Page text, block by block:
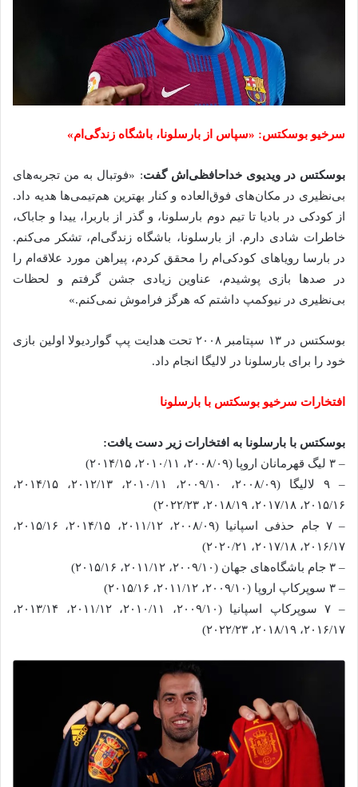
سرخیو بوسکتس: «سپاس از بارسلونا، باشگاه زندگی‌ام»
بوسکتس در ویدیوی خداحافظی‌اش گفت: «فوتبال به من تجربه‌های
بی‌نظیری در مکان‌های فوق‌العاده و کنار بهترین هم‌تیمی‌ها هدیه داد.
از کودکی در بادیا تا تیم دوم بارسلونا، و گذر از باربرا، ییدا و جاباک،
خاطرات شادی دارم. از بارسلونا، باشگاه زندگی‌ام، تشکر می‌کنم.
در بارسا رویاهای کودکی‌ام را محقق کردم، پیراهن مورد علاقه‌ام را
در صدها بازی پوشیدم، عناوین زیادی جشن گرفتم و لحظات
بی‌نظیری در نیوکمپ داشتم که هرگز فراموش نمی‌کنم.»
بوسکتس در ۱۳ سپتامبر ۲۰۰۸ تحت هدایت پپ گواردیولا اولین بازی
خود را برای بارسلونا در لالیگا انجام داد.
افتخارات سرخیو بوسکتس با بارسلونا
بوسکتس با بارسلونا به افتخارات زیر دست یافت:
– ۳ لیگ قهرمانان اروپا (۲۰۰۸/۰۹، ۲۰۱۰/۱۱، ۲۰۱۴/۱۵)
– ۹ لالیگا (۲۰۰۸/۰۹، ۲۰۰۹/۱۰، ۲۰۱۰/۱۱، ۲۰۱۲/۱۳، ۲۰۱۴/۱۵،
۲۰۱۵/۱۶، ۲۰۱۷/۱۸، ۲۰۱۸/۱۹، ۲۰۲۲/۲۳)
– ۷ جام حذفی اسپانیا (۲۰۰۸/۰۹، ۲۰۱۱/۱۲، ۲۰۱۴/۱۵، ۲۰۱۵/۱۶،
۲۰۱۶/۱۷، ۲۰۱۷/۱۸، ۲۰۲۰/۲۱)
– ۳ جام باشگاه‌های جهان (۲۰۰۹/۱۰، ۲۰۱۱/۱۲، ۲۰۱۵/۱۶)
– ۳ سوپرکاپ اروپا (۲۰۰۹/۱۰، ۲۰۱۱/۱۲، ۲۰۱۵/۱۶)
– ۷ سوپرکاپ اسپانیا (۲۰۰۹/۱۰، ۲۰۱۰/۱۱، ۲۰۱۱/۱۲، ۲۰۱۳/۱۴،
۲۰۱۶/۱۷، ۲۰۱۸/۱۹، ۲۰۲۲/۲۳)